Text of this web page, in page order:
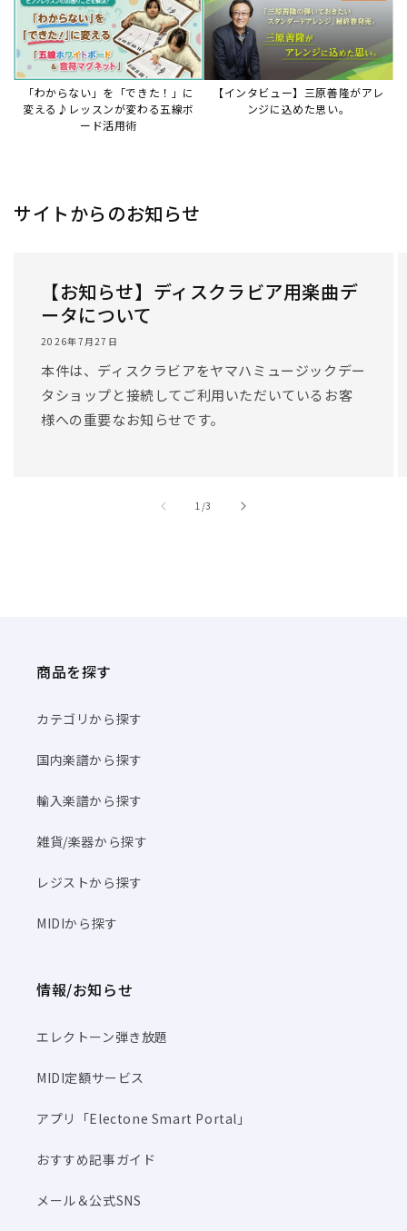
「わからない」を「できた！」に
変える♪レッスンが変わる五線ボ
ード活用術
【インタビュー】三原善隆がアレ
ンジに込めた思い。
サイトからのお知らせ
【お知らせ】ディスクラビア用楽曲デ
ータについて
2026年7月27日
本件は、ディスクラビアをヤマハミュージックデー
タショップと接続してご利用いただいているお客
様への重要なお知らせです。
1 //3
商品を探す
カテゴリから探す
国内楽譜から探す
輸入楽譜から探す
雑貨/楽器から探す
レジストから探す
MIDIから探す
情報/お知らせ
エレクトーン弾き放題
MIDI定額サービス
アプリ「Electone Smart Portal」
おすすめ記事ガイド
メール＆公式SNS